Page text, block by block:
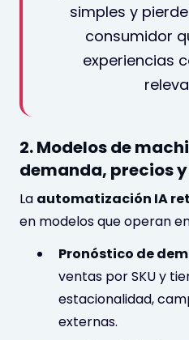
simples y
consumidor
experiencias
2. Modelos de
demanda, precios
La automatización IA
en modelos que operan
Pronóstico de
ventas por SKU y
estacionalidad,
externas.